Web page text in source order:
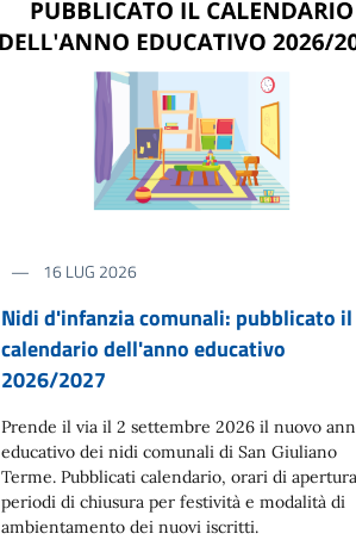
16 LUG 2026
Nidi d'infanzia comunali: pubblicato il
calendario dell'anno educativo
2026/2027
Prende il via il 2 settembre 2026 il nuovo
educativo dei nidi comunali di San Giuliano
Terme. Pubblicati calendario, orari di
periodi di chiusura per festività e modalità di
ambientamento dei nuovi iscritti.